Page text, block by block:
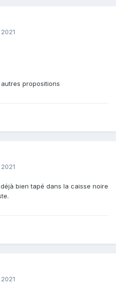
propositions
bien tapé dans la caisse noire